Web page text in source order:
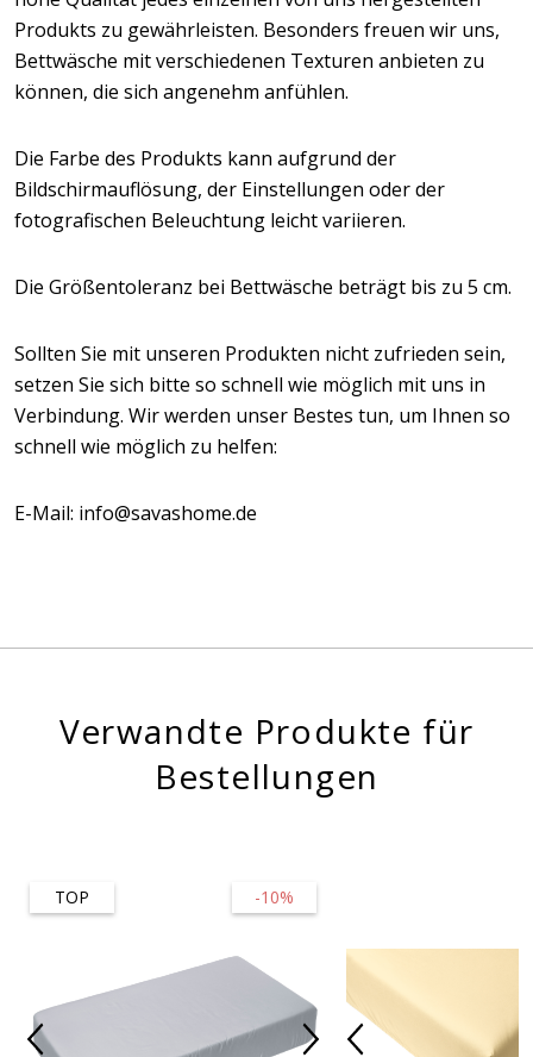
Produkts zu gewährleisten. Besonders freuen wir uns,
Bettwäsche mit verschiedenen Texturen anbieten zu
können, die sich angenehm anfühlen.
Die Farbe des Produkts kann aufgrund der
Bildschirmauflösung, der Einstellungen oder der
fotografischen Beleuchtung leicht variieren.
Die Größentoleranz bei Bettwäsche beträgt bis zu 5 cm.
Sollten Sie mit unseren Produkten nicht zufrieden sein,
setzen Sie sich bitte so schnell wie möglich mit uns in
Verbindung. Wir werden unser Bestes tun, um Ihnen so
schnell wie möglich zu helfen:
E-Mail: info@savashome.de
Verwandte Produkte für
Bestellungen
-10%
TOP